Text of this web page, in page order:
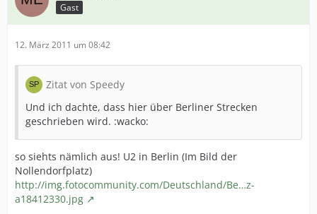
Gast
12. März 2011 um 08:42
Zitat von Speedy
Und ich dachte, dass hier über Berliner Strecken
geschrieben wird. :wacko:
so siehts nämlich aus! U2 in Berlin (Im Bild der
Nollendorfplatz)
http://img.fotocommunity.com/Deutschland/Be…z-
a18412330.jpg